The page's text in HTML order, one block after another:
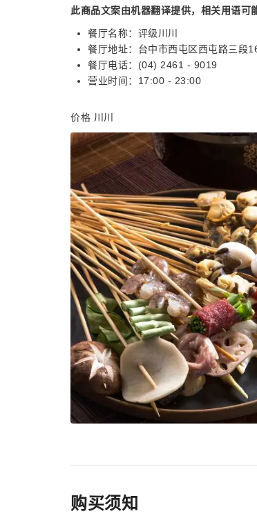
此商品文案由机器翻译提供，相关用语可
餐厅名称：评级川川
餐厅地址：台中市西屯区西屯路三段
餐厅电话：(04) 2461 - 9019
营业时间：17:00 - 23:00
价格 川川
购买须知